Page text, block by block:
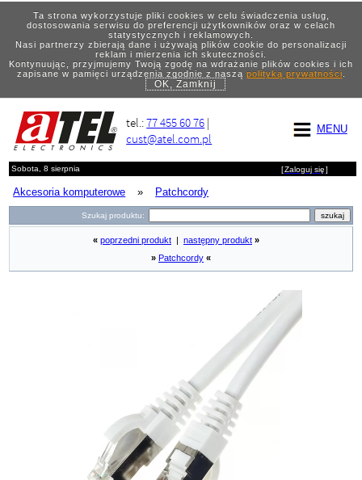
Ta strona wykorzystuje pliki cookies w celu świadczenia usług,
dostosowania serwisu do preferencji użytkowników oraz w celach
statystycznych i reklamowych.
Nasi partnerzy zbierają dane i używają plików cookie do personalizacji
reklam i mierzenia ich skuteczności.
Kontynuując, przyjmujemy Twoją zgodę na wdrażanie plików cookies i ich
zapisane w pamięci urządzenia zgodnie z naszą polityką prywatności.
OK, Zamknij
MENU
tel.:77 455 60 76 |
cust@atel.com.pl
Sobota, 8 sierpnia [Zaloguj się]
Akcesoria komputerowe » Patchcordy
Szukaj produktu:
« poprzedni produkt następny produkt »
» Patchcordy «